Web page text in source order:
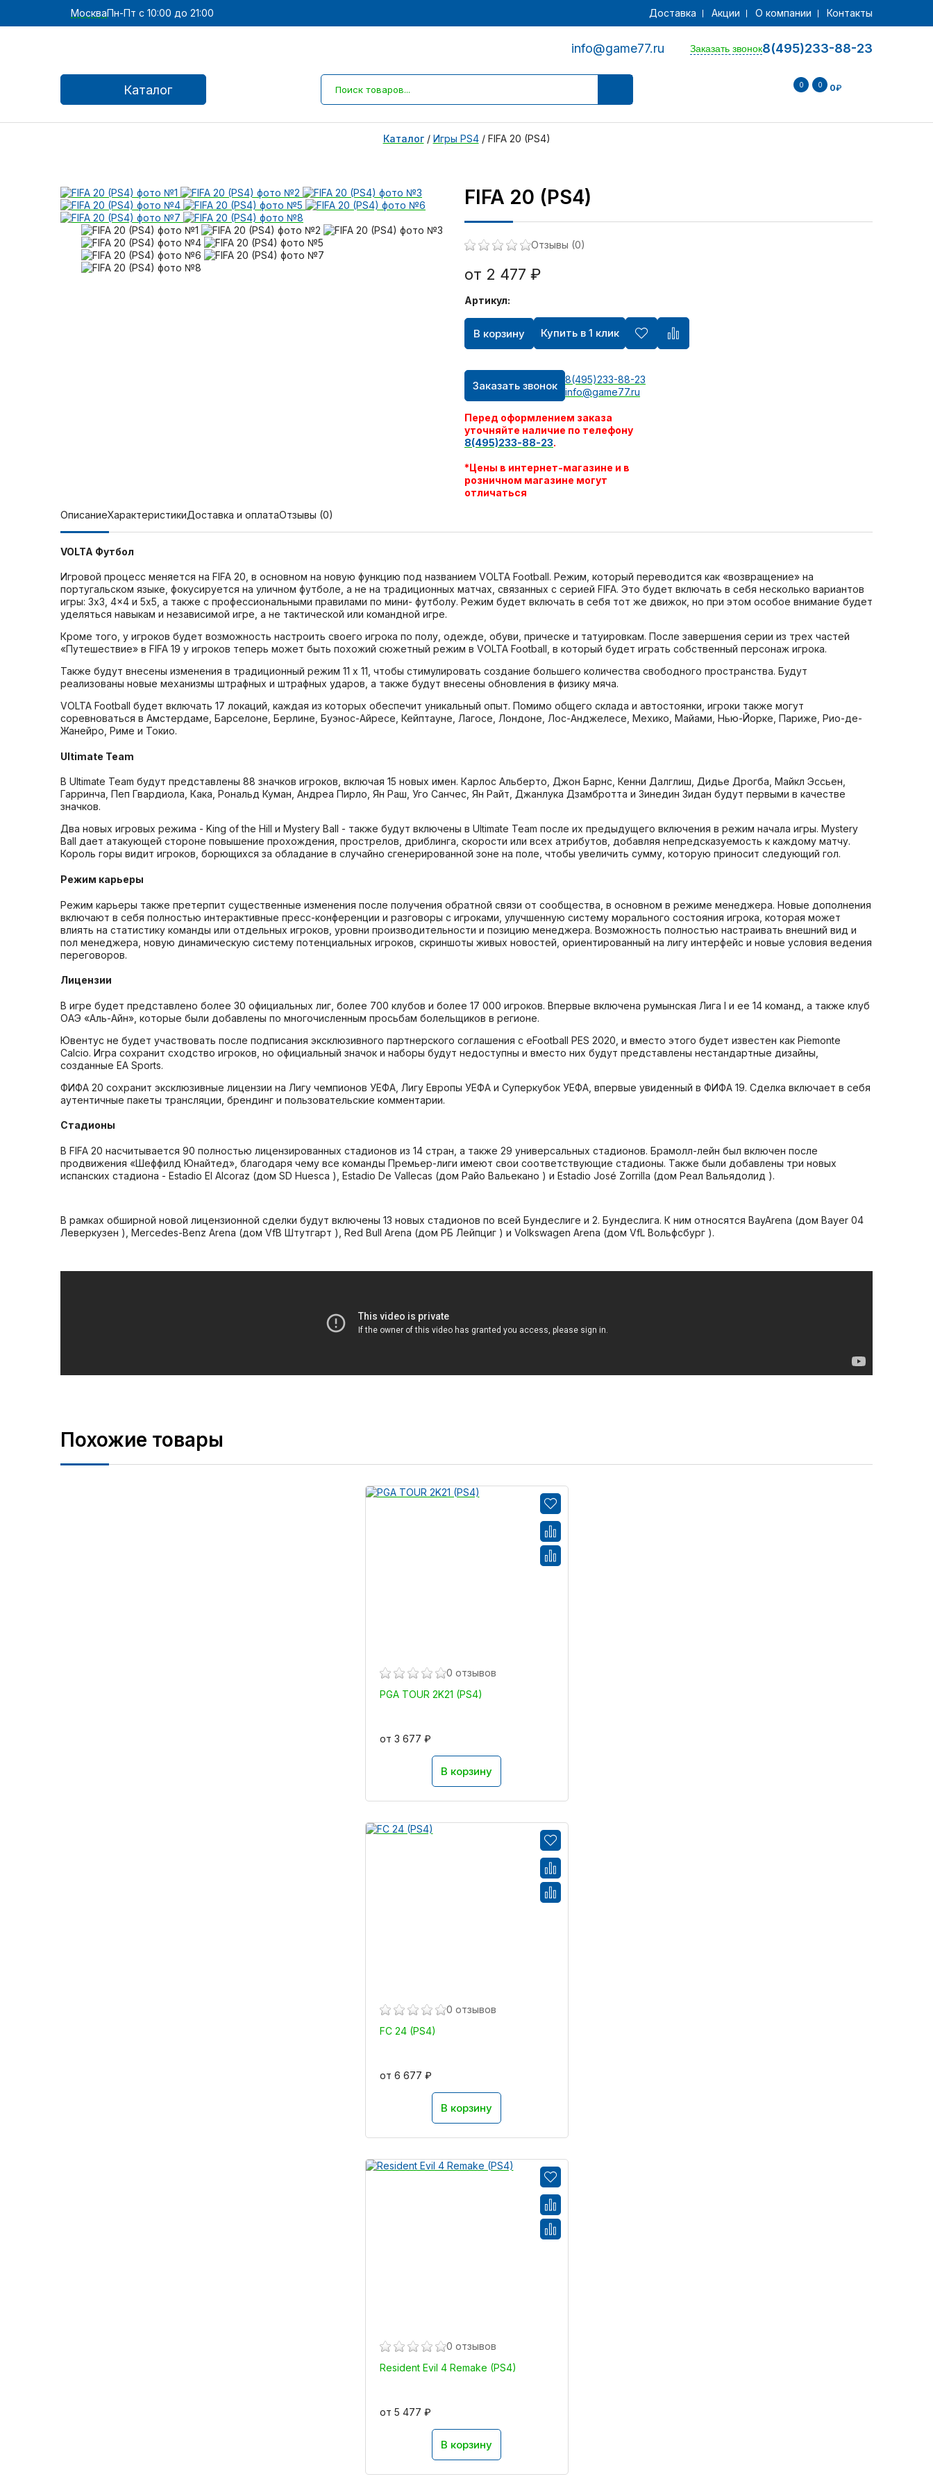
МоскваПн-Пт с 10:00 до 21:00 Доставка Акции О компании Контакты
info@game77.ru 8(495)233-88-23
Заказать звонок
Каталог 0 0 0₽
Каталог/ Игры PS4/ FIFA 20 (PS4)
FIFA 20 (PS4)
Отзывы (0)
от 2 477 ₽
Артикул:
В корзину Купить в 1 клик
Заказать звонок
8(495)233-88-23
info@game77.ru
Перед оформлением заказа
уточняйте наличие по телефону
8(495)233-88-23.
*Цены в интернет-магазине и в
розничном магазине могут
отличаться
ОписаниеХарактеристикиДоставка и оплатаОтзывы (0)
VOLTA Футбол
Игровой процесс меняется на FIFA 20, в основном на новую функцию под названием VOLTA Football. Режим, который переводится как «возвращение» на
португальском языке, фокусируется на уличном футболе, а не на традиционных матчах, связанных с серией FIFA. Это будет включать в себя несколько вариантов
игры: 3x3, 4x4 и 5x5, а также с профессиональными правилами по мини- футболу. Режим будет включать в себя тот же движок, но при этом особое внимание будет
уделяться навыкам и независимой игре, а не тактической или командной игре.
Кроме того, у игроков будет возможность настроить своего игрока по полу, одежде, обуви, прическе и татуировкам. После завершения серии из трех частей
«Путешествие» в FIFA 19 у игроков теперь может быть похожий сюжетный режим в VOLTA Football, в который будет играть собственный персонаж игрока.
Также будут внесены изменения в традиционный режим 11 x 11, чтобы стимулировать создание большего количества свободного пространства. Будут
реализованы новые механизмы штрафных и штрафных ударов, а также будут внесены обновления в физику мяча.
VOLTA Football будет включать 17 локаций, каждая из которых обеспечит уникальный опыт. Помимо общего склада и автостоянки, игроки также могут
соревноваться в Амстердаме, Барселоне, Берлине, Буэнос-Айресе, Кейптауне, Лагосе, Лондоне, Лос-Анджелесе, Мехико, Майами, Нью-Йорке, Париже, Рио-де-
Жанейро, Риме и Токио.
Ultimate Team
В Ultimate Team будут представлены 88 значков игроков, включая 15 новых имен. Карлос Альберто, Джон Барнс, Кенни Далглиш, Дидье Дрогба, Майкл Эссьен,
Гарринча, Пеп Гвардиола, Кака, Рональд Куман, Андреа Пирло, Ян Раш, Уго Санчес, Ян Райт, Джанлука Дзамбротта и Зинедин Зидан будут первыми в качестве
значков.
Два новых игровых режима - King of the Hill и Mystery Ball - также будут включены в Ultimate Team после их предыдущего включения в режим начала игры. Mystery
Ball дает атакующей стороне повышение прохождения, прострелов, дриблинга, скорости или всех атрибутов, добавляя непредсказуемость к каждому матчу.
Король горы видит игроков, борющихся за обладание в случайно сгенерированной зоне на поле, чтобы увеличить сумму, которую приносит следующий гол.
Режим карьеры
Режим карьеры также претерпит существенные изменения после получения обратной связи от сообщества, в основном в режиме менеджера. Новые дополнения
включают в себя полностью интерактивные пресс-конференции и разговоры с игроками, улучшенную систему морального состояния игрока, которая может
влиять на статистику команды или отдельных игроков, уровни производительности и позицию менеджера. Возможность полностью настраивать внешний вид и
пол менеджера, новую динамическую систему потенциальных игроков, скриншоты живых новостей, ориентированный на лигу интерфейс и новые условия ведения
переговоров.
Лицензии
В игре будет представлено более 30 официальных лиг, более 700 клубов и более 17 000 игроков. Впервые включена румынская Лига I и ее 14 команд, а также клуб
ОАЭ «Аль-Айн», которые были добавлены по многочисленным просьбам болельщиков в регионе.
Ювентус не будет участвовать после подписания эксклюзивного партнерского соглашения с eFootball PES 2020, и вместо этого будет известен как Piemonte
Calcio. Игра сохранит сходство игроков, но официальный значок и наборы будут недоступны и вместо них будут представлены нестандартные дизайны,
созданные EA Sports.
ФИФА 20 сохранит эксклюзивные лицензии на Лигу чемпионов УЕФА, Лигу Европы УЕФА и Суперкубок УЕФА, впервые увиденный в ФИФА 19. Сделка включает в себя
аутентичные пакеты трансляции, брендинг и пользовательские комментарии.
Стадионы
В FIFA 20 насчитывается 90 полностью лицензированных стадионов из 14 стран, а также 29 универсальных стадионов. Брамолл-лейн был включен после
продвижения «Шеффилд Юнайтед», благодаря чему все команды Премьер-лиги имеют свои соответствующие стадионы. Также были добавлены три новых
испанских стадиона - Estadio El Alcoraz (дом SD Huesca ), Estadio De Vallecas (дом Райо Вальекано ) и Estadio José Zorrilla (дом Реал Вальядолид ).
В рамках обширной новой лицензионной сделки будут включены 13 новых стадионов по всей Бундеслиге и 2. Бундеслига. К ним относятся BayArena (дом Bayer 04
Леверкузен ), Mercedes-Benz Arena (дом VfB Штутгарт ), Red Bull Arena (дом РБ Лейпциг ) и Volkswagen Arena (дом VfL Вольфсбург ).
Похожие товары
0 отзывов
PGA TOUR 2K21 (PS4)
от 3 677 ₽
В корзину
0 отзывов
FC 24 (PS4)
от 6 677 ₽
В корзину
0 отзывов
Resident Evil 4 Remake (PS4)
от 5 477 ₽
В корзину